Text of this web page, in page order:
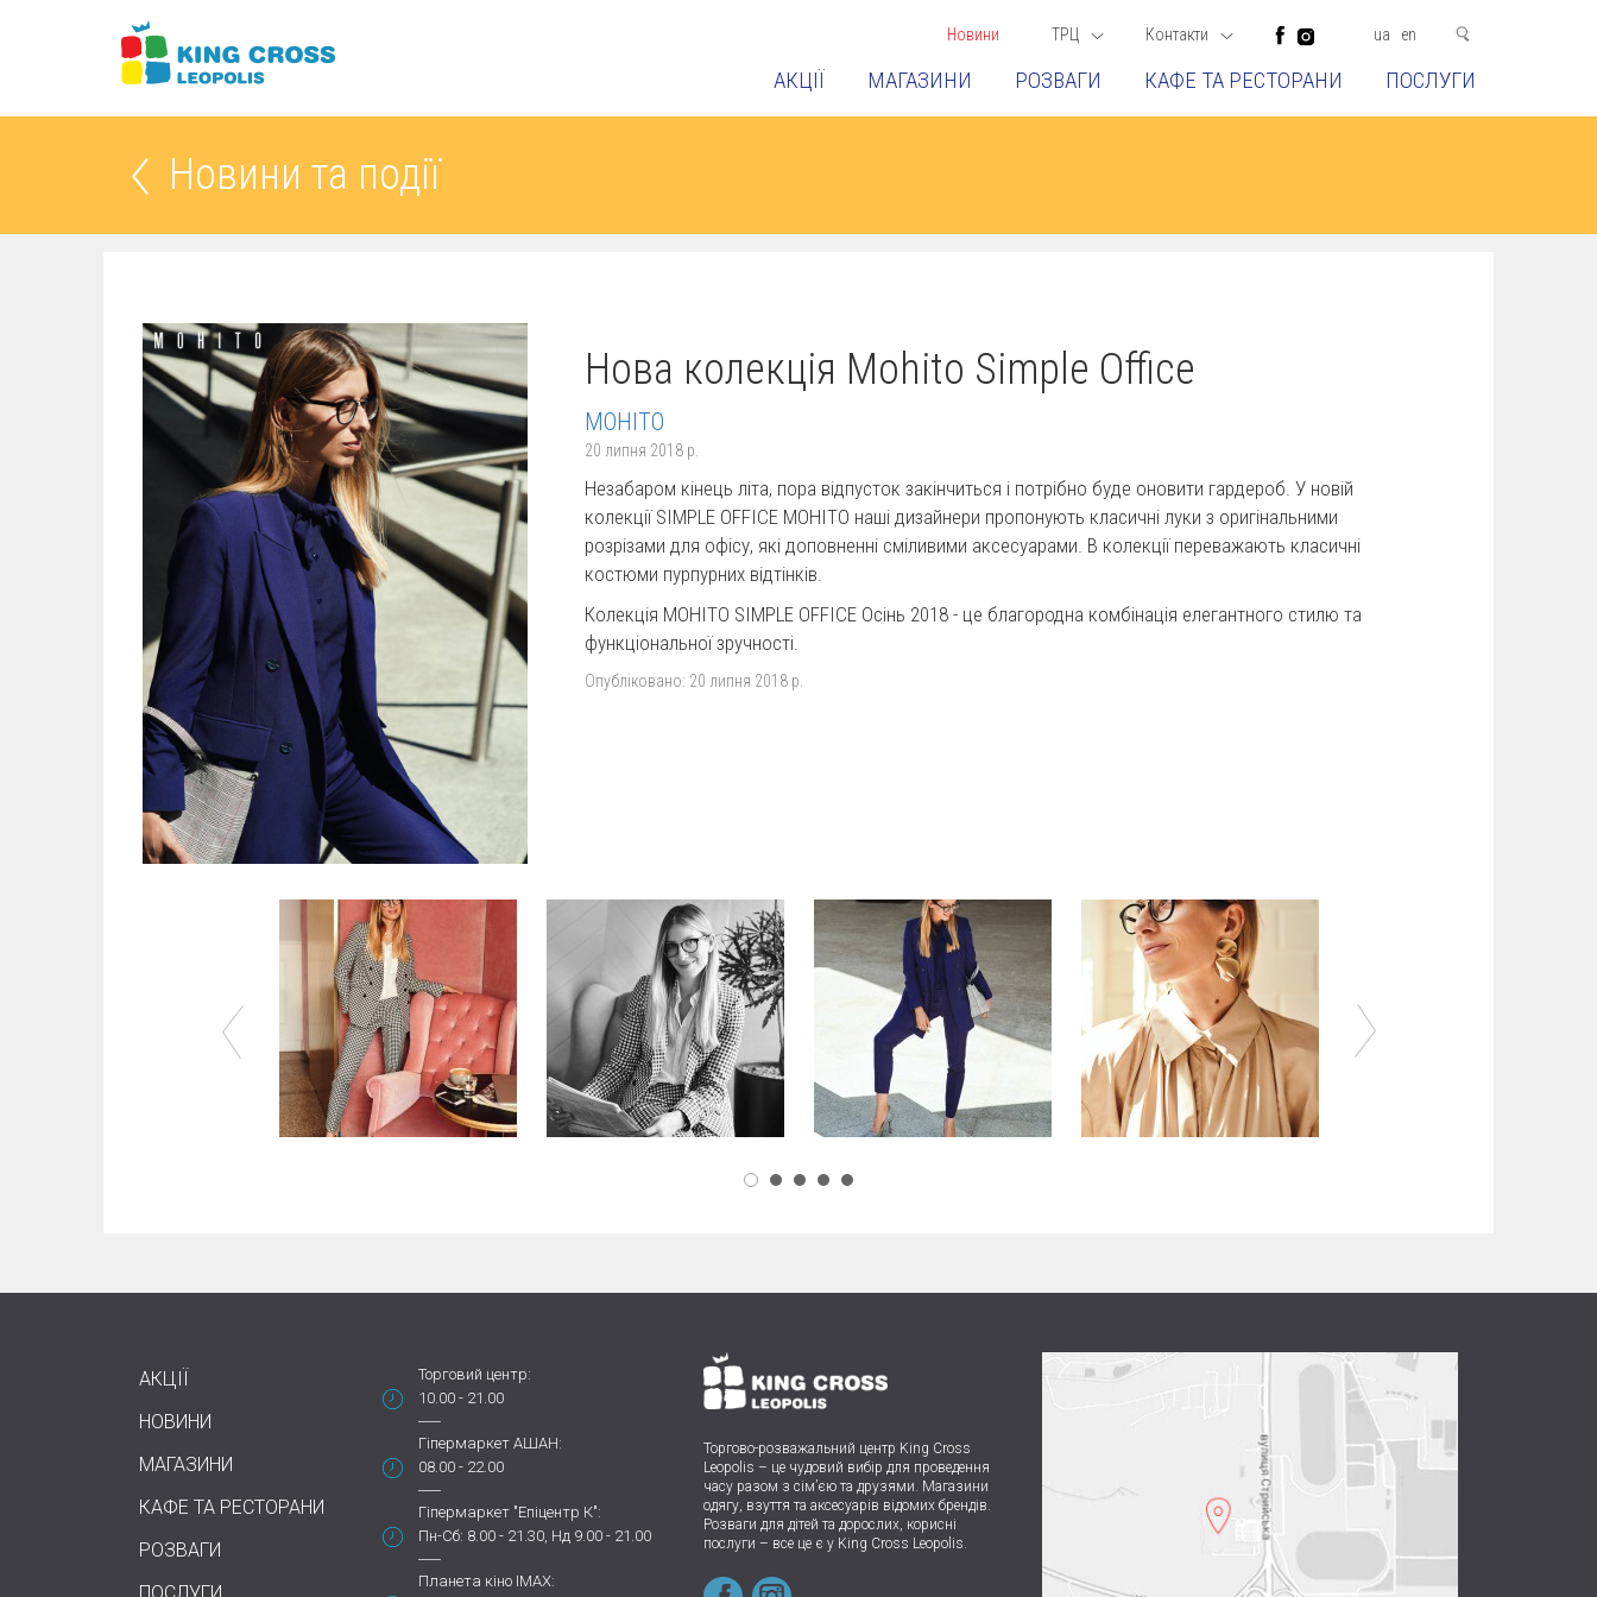
Новини ТРЦ Контакти ua en
АКЦІЇ МАГАЗИНИ РОЗВАГИ КАФЕ ТА РЕСТОРАНИ ПОСЛУГИ
Новини та події
Нова колекція Mohito Simple Office
MOHITO
20 липня 2018 р.
Незабаром кінець літа, пора відпусток закінчиться і потрібно буде оновити гардероб. У новій
колекції SIMPLE OFFICE MOHITO наші дизайнери пропонують класичні луки з оригінальними
розрізами для офісу, які доповненні сміливими аксесуарами. В колекції переважають класичні
костюми пурпурних відтінків.
Колекція MOHITO SIMPLE OFFICE Осінь 2018 - це благородна комбінація елегантного стилю та
функціональної зручності.
Опубліковано: 20 липня 2018 р.
АКЦІЇ
НОВИНИ
МАГАЗИНИ
КАФЕ ТА РЕСТОРАНИ
РОЗВАГИ
Торговий центр:
10.00 - 21.00
Гіпермаркет АШАН:
08.00 - 22.00
Гіпермаркет "Епіцентр К":
Пн-Сб: 8.00 - 21.30, Нд 9.00 - 21.00
Планета кіно IMAX:
Торгово-розважальний центр King Cross
Leopolis – це чудовий вибір для проведення
часу разом з сім’єю та друзями. Магазини
одягу, взуття та аксесуарів відомих брендів.
Розваги для дітей та дорослих, корисні
послуги – все це є у King Cross Leopolis.